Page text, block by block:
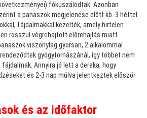
fókuszálódtak. Azonban
a panaszok megjelenése előtt kb. 3 héttel
fájdalmakkal kezelték, amely hirtelen
rosszul végrehajtott előrehajlás miatt
viszonylag gyorsan, 2 alkalommal
gyógytornászánál, így többet nem
Annyira jó lett a dereka, hogy
és 2-3 nap múlva jelentkeztek először
és az időfaktor